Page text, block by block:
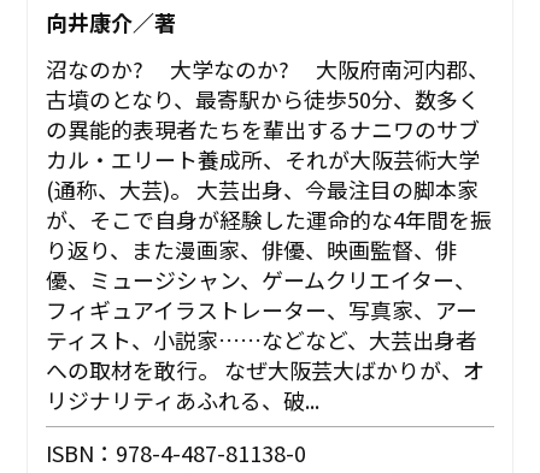
向井康介／著
沼なのか? 大学なのか? 大阪府南河内郡、
古墳のとなり、最寄駅から徒歩50分、数多く
の異能的表現者たちを輩出するナニワのサブ
カル・エリート養成所、それが大阪芸術大学
(通称、大芸)。 大芸出身、今最注目の脚本家
が、そこで自身が経験した運命的な4年間を振
り返り、また漫画家、俳優、映画監督、俳
優、ミュージシャン、ゲームクリエイター、
フィギュアイラストレーター、写真家、アー
ティスト、小説家……などなど、大芸出身者
への取材を敢行。 なぜ大阪芸大ばかりが、オ
リジナリティあふれる、破...
ISBN：978-4-487-81138-0